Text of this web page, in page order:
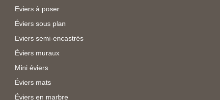
Eviers à poser
Éviers sous plan
Eviers semi-encastrés
Éviers muraux
Mini éviers
Éviers mats
Éviers en marbre